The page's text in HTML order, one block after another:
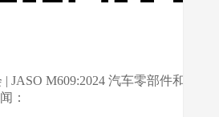
JASO M609:2024 汽车零部件和材
：